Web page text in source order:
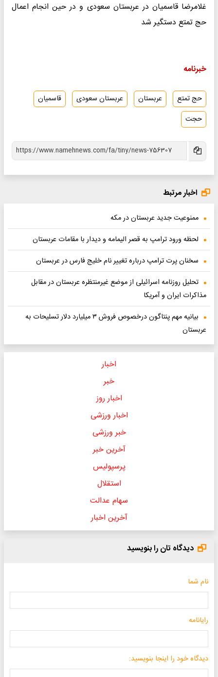
غلامرضا قاسمیان در عربستان سعودی و در حین انجام اعمال
حج تمتع دستگیر شد
خبرنامه
حج تمتع عربستان عربستان سعودی
قاسمیان
حجت
اخبار مرتبط
ممنوعیت جدید عربستان در مکه
لحظه ورود ترامپ به قصر الیمامه و دیدار با مقامات عربستان
سخنان پرت ترامپ درباره تغییر نام خلیج فارس در عربستان
تحلیل روزنامه اسرائیلی از موضع غیرمنتظره عربستان در مقابل
مذاکرات ایران و آمریکا
بیانیه مهم پنتاگون درخصوص فروش ۳ میلیارد دلار تسلیحات به
عربستان
اخبار
خبر
اخبار روز
اخبار ورزشی
خبر ورزشی
آخرین خبر
پرسپولیس
استقلال
سهام عدالت
آخرین اخبار
دیدگاه تان را بنویسید
نام شما
رایانامه
دیدگاه خود را اینجا بنویسید: